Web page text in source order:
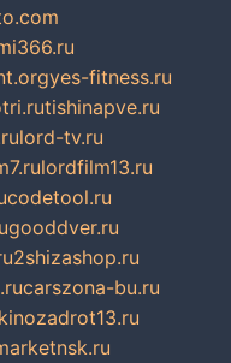
yes-fitness.ru
tishinapve.ru
lord-tv.ru
lordfilm13.ru
codetool.ru
gooddver.ru
2shizashop.ru
carszona-bu.ru
kinozadrot13.ru